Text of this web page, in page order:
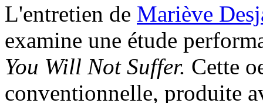
L'entretien de Mariève
examine une étude
You Will Not Suffer. Cette
conventionnelle, produite